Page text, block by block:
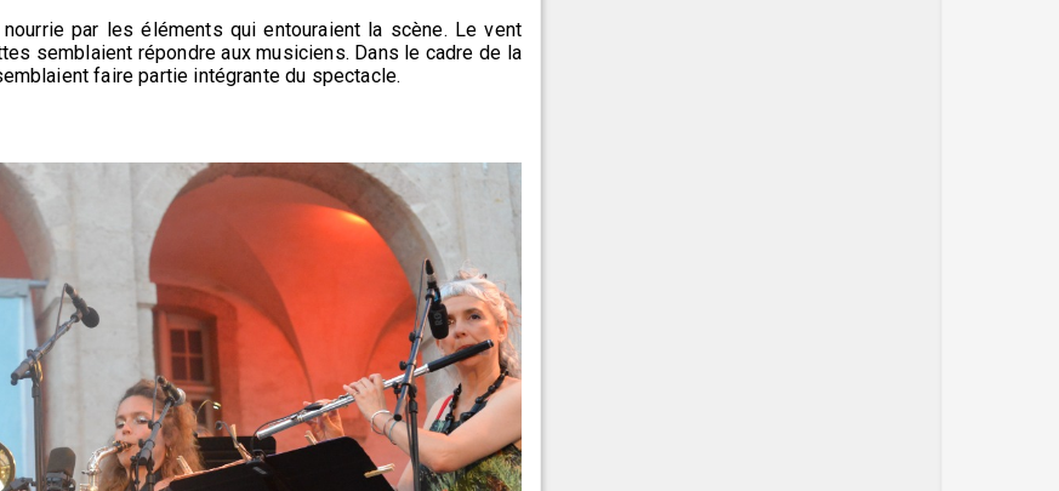
par les éléments qui entouraient la scène. Le vent
semblaient répondre aux musiciens. Dans le cadre de la
faire partie intégrante du spectacle.